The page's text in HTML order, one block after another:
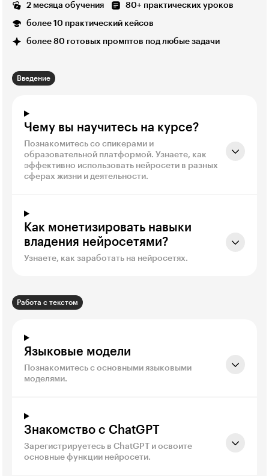
2 месяца обучения 80+ практических уроков
более 10 практический кейсов
более 80 готовых промптов под любые задачи
Введение
Чему вы научитесь на курсе?
Познакомитесь со спикерами и
образовательной платформой. Узнаете, как
эффективно использовать нейросети в разных
сферах жизни и деятельности.
Как монетизировать навыки
владения нейросетями?
Узнаете, как заработать на нейросетях.
Работа с текстом
Языковые модели
Познакомитесь с основными языковыми
моделями.
Знакомство с ChatGPT
Зарегистрируетесь в ChatGPT и освоите
основные функции нейросети.